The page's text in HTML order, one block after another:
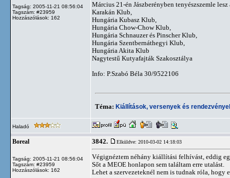
Tagság: 2005-11-21 08:56:04
Tagszám: #23959
Hozzászólások: 162
Március 21-én Jászberényben tenyészszemle
Karakán Klub,
Hungária Kubasz Klub,
Hungária Chow-Chow Klub,
Hungária Schnauzer és Pinscher Klub,
Hungária Szentbernáthegyi Klub,
Hungária Akita Klub
Nagytestű Kutyafajták Szakosztálya
Info: P.Szabó Béla 30/9522106
Téma: Kiállítások, versenyek és
Haladó
Boreal
Tagság: 2005-11-21 08:56:04
Tagszám: #23959
Hozzászólások: 162
3842. Elküldve: 2010-03-02 14:18:03
Végignéztem néhány kiállítási felhívást, eddig
Sőt a MEOE honlapon sem találtam erre utalást.
Lehet a szervezeteknél nem is tudnak róla, hogy